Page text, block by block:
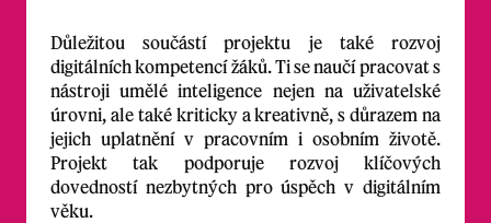
Důležitou součástí projektu je také rozvoj
digitálních kompetencí žáků. Ti se naučí pracovat s
nástroji umělé inteligence nejen na uživatelské
úrovni, ale také kriticky a kreativně, s důrazem na
jejich uplatnění v pracovním i osobním životě.
Projekt tak podporuje rozvoj klíčových
dovedností nezbytných pro úspěch v digitálním
věku.